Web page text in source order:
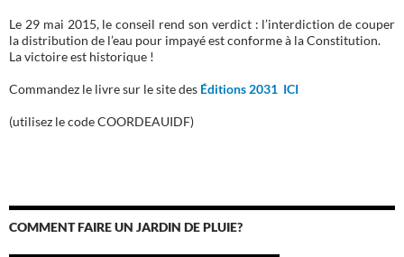
Le 29 mai 2015, le conseil rend son verdict : l’interdiction de couper
la distribution de l’eau pour impayé est conforme à la Constitution.
La victoire est historique !
Commandez le livre sur le site des Éditions 2031 ICI
(utilisez le code COORDEAUIDF)
COMMENT FAIRE UN JARDIN DE PLUIE?